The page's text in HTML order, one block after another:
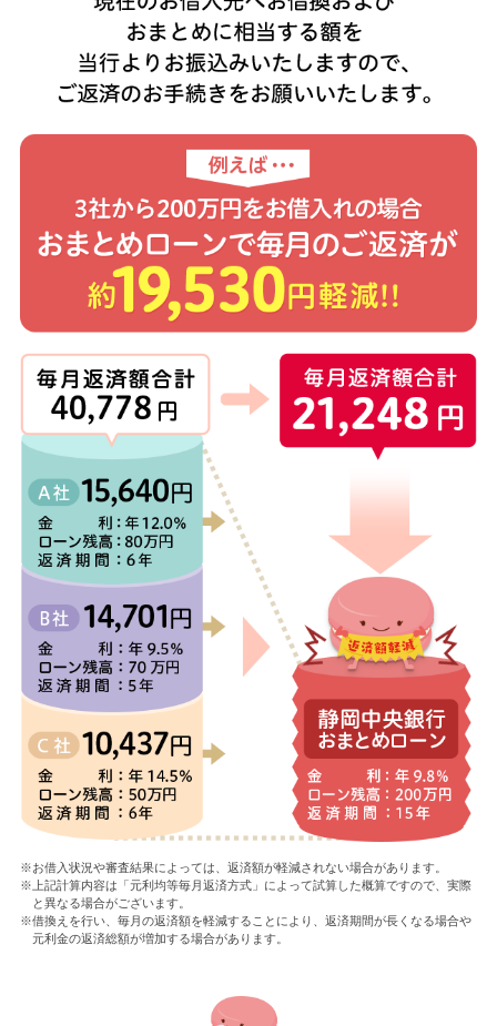
※お借入状況や審査結果によっては、返済額が軽減されない場合があります。
※上記計算内容は「元利均等毎月返済方式」によって試算した概算ですので、実際
と異なる場合がございます。
※借換えを行い、毎月の返済額を軽減することにより、返済期間が長くなる場合や
元利金の返済総額が増加する場合があります。